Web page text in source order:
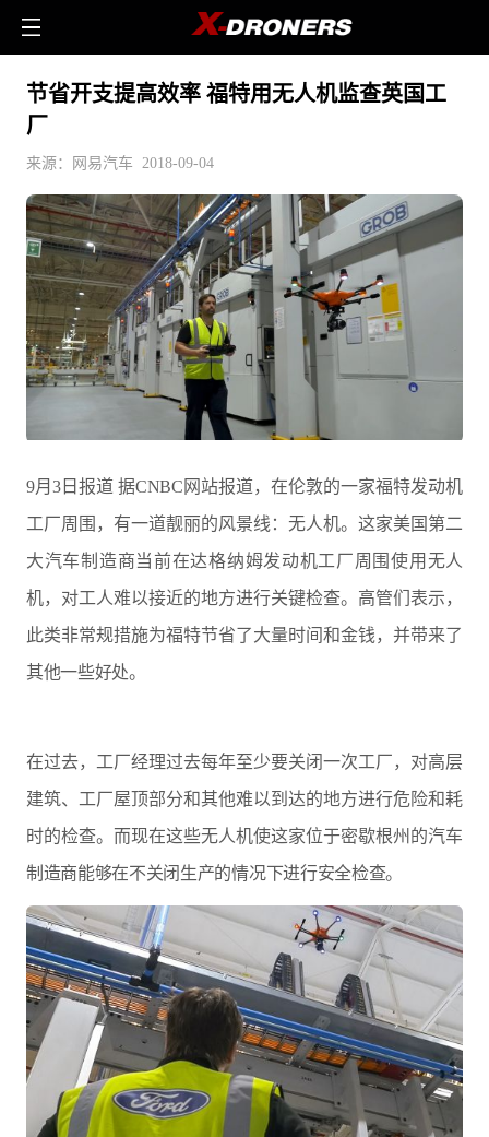
节省开支提高效率 福特用无人机监查英国工
厂
来源：网易汽车 2018-09-04
9月3日报道 据CNBC网站报道，在伦敦的一家福特发动机
工厂周围，有一道靓丽的风景线：无人机。这家美国第二
大汽车制造商当前在达格纳姆发动机工厂周围使用无人
机，对工人难以接近的地方进行关键检查。高管们表示，
此类非常规措施为福特节省了大量时间和金钱，并带来了
其他一些好处。
在过去，工厂经理过去每年至少要关闭一次工厂，对高层
建筑、工厂屋顶部分和其他难以到达的地方进行危险和耗
时的检查。而现在这些无人机使这家位于密歇根州的汽车
制造商能够在不关闭生产的情况下进行安全检查。